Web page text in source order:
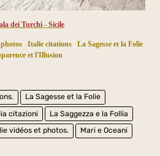
dei Turchi - Sicile
Italie citations
La Sagesse et la Folie
et l'Illusion
La Sagesse et la Folie
citazioni
La Saggezza e la Follia
vidéos et photos.
Mari e Oceani